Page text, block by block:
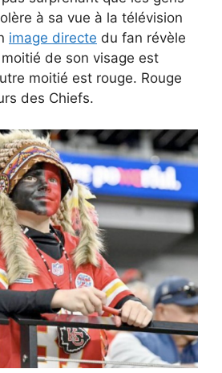
à sa vue à la télévision
image directe du fan révèle
de son visage est
moitié est rouge. Rouge
des Chiefs.